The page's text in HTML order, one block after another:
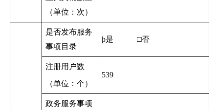
（单位：次）
是否发布服务
事项目录
þ是 □否
注册用户数
（单位：个）
539
政务服务事项